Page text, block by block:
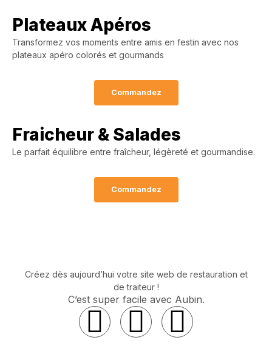
Plateaux Apéros
Transformez vos moments entre amis en festin avec nos
plateaux apéro colorés et gourmands
Commandez
Fraicheur & Salades
Le parfait équilibre entre fraîcheur, légèreté et gourmandise.
Commandez
Créez dès aujourd’hui votre site web de restauration et
de traiteur !
C’est super facile avec Aubin.
F
I
L